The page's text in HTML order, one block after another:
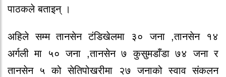
पाठकले बताइन् ।
अहिले सम्म तानसेन टंडिखेलमा ३० जना ,तानसेन १४
अर्गली मा ५० जना ,तानसेन ७ कुसुमडाँडा ७४ जना र
तानसेन ५ को सेतिपोखरीमा २७ जनाको स्वाव संकलन